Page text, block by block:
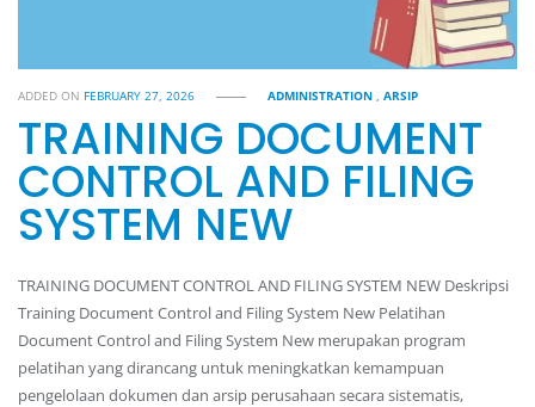
ADDED ON FEBRUARY 27, 2026 ADMINISTRATION ,ARSIP
TRAINING DOCUMENT
CONTROL AND FILING
SYSTEM NEW
TRAINING DOCUMENT CONTROL AND FILING SYSTEM NEW Deskripsi
Training Document Control and Filing System New Pelatihan
Document Control and Filing System New merupakan program
pelatihan yang dirancang untuk meningkatkan kemampuan
pengelolaan dokumen dan arsip perusahaan secara sistematis,